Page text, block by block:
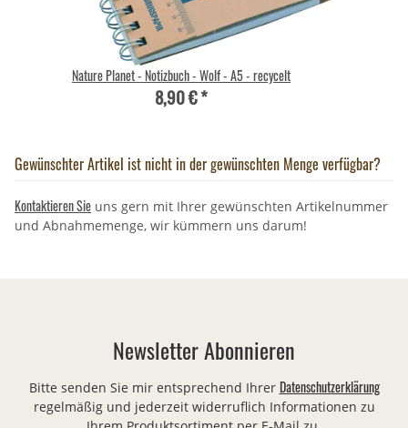
Nature Planet - Notizbuch - Wolf - A5 - recycelt
8,90 €*
Gewünschter Artikel ist nicht in der gewünschten Menge verfügbar?
Kontaktieren Sie uns gern mit Ihrer gewünschten Artikelnummer
und Abnahmemenge, wir kümmern uns darum!
Newsletter Abonnieren
Bitte senden Sie mir entsprechend Ihrer Datenschutzerklärung
regelmäßig und jederzeit widerruflich Informationen zu